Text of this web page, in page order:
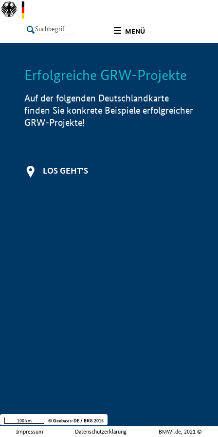
MENÜ
LISTE Info
Erfolgreiche GRW-Projekte
Auf der folgenden Deutschlandkarte
finden Sie konkrete Beispiele erfolgreicher
GRW-Projekte!
LOS GEHT'S
Impressum Datenschutzerklärung BMWi.de, 2021 ©
100 km © Geobasis-DE / BKG 2015